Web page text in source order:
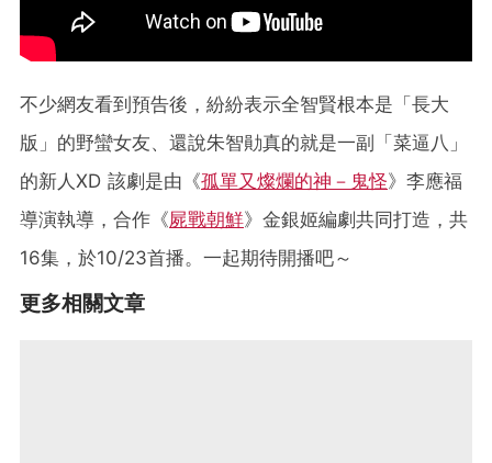
不少網友看到預告後，紛紛表示全智賢根本是「長大
版」的野蠻女友、還說朱智勛真的就是一副「菜逼八」
的新人XD 該劇是由《孤單又燦爛的神－鬼怪》李應福
導演執導，合作《屍戰朝鮮》金銀姬編劇共同打造，共
16集，於10/23首播。一起期待開播吧～
更多相關文章